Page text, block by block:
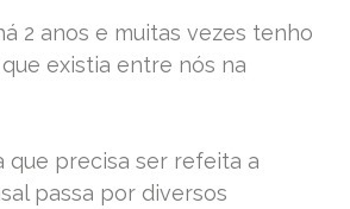
2 anos e muitas vezes tenho
existia entre nós na
que precisa ser refeita a
passa por diversos